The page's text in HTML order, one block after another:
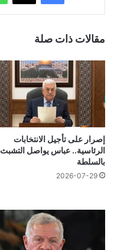
مقالات ذات صلة
إصرار على تأجيل الانتخابات
الرئاسية.. عباس يواصل التشبث
بالسلطة
2026-07-29